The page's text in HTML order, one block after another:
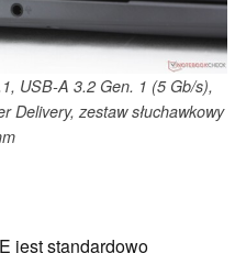
USB-A 3.2 Gen. 1 (5 Gb/s),
Delivery, zestaw słuchawkowy
jest standardowo